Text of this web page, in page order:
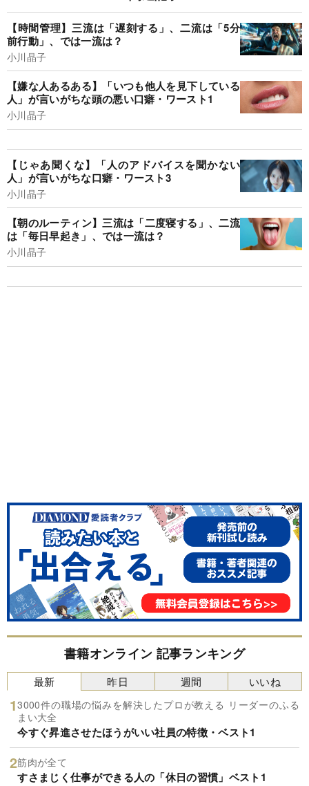
【時間管理】三流は「遅刻する」、二流は「5分
前行動」、では一流は？
小川晶子
【嫌な人あるある】「いつも他人を見下している
人」が言いがちな頭の悪い口癖・ワースト1
小川晶子
【じゃあ聞くな】「人のアドバイスを聞かない
人」が言いがちな口癖・ワースト3
小川晶子
【朝のルーティン】三流は「二度寝する」、二流
は「毎日早起き」、では一流は？
小川晶子
書籍オンライン 記事ランキング
最新
3000件の職場の悩みを解決したプロが教える リーダーのふる
まい大全
今すぐ昇進させたほうがいい社員の特徴・ベスト1
筋肉が全て
すさまじく仕事ができる人の「休日の習慣」ベスト1
昨日 週間 いいね